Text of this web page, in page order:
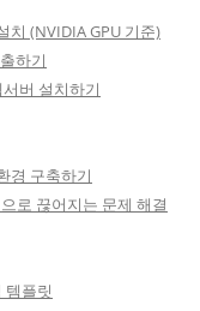
(NVIDIA GPU 기준)
하기
버 설치하기
경 구축하기
로 끊어지는 문제 해결
템플릿